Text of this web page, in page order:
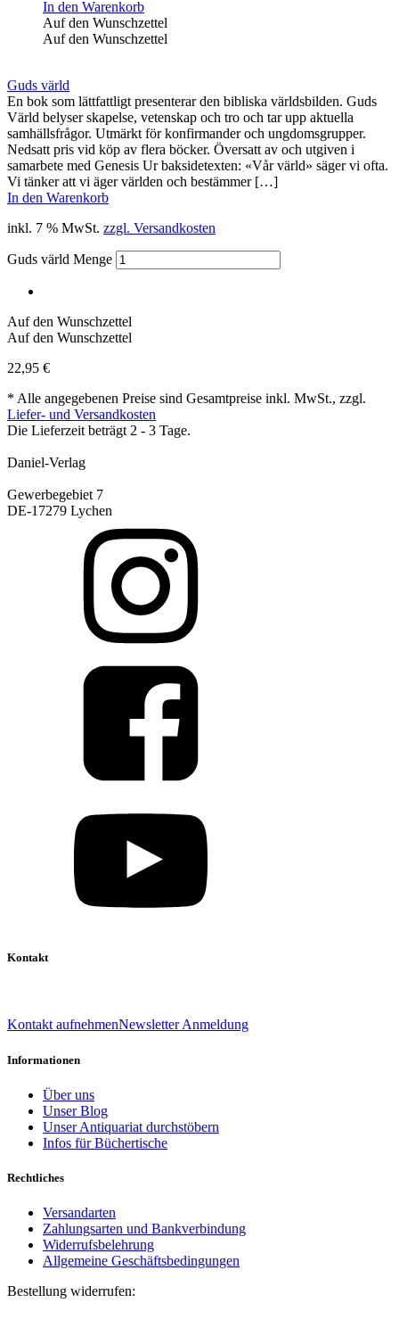
In den Warenkorb
Auf den Wunschzettel
Auf den Wunschzettel
Guds värld
En bok som lättfattligt presenterar den bibliska världsbilden. Guds
Värld belyser skapelse, vetenskap och tro och tar upp aktuella
samhällsfrågor. Utmärkt för konfirmander och ungdomsgrupper.
Nedsatt pris vid köp av flera böcker. Översatt av och utgiven i
samarbete med Genesis Ur baksidetexten: «Vår värld» säger vi ofta.
Vi tänker att vi äger världen och bestämmer […]
In den Warenkorb
inkl. 7 % MwSt. zzgl. Versandkosten
Guds värld Menge
Auf den Wunschzettel
Auf den Wunschzettel
22,95 €
* Alle angegebenen Preise sind Gesamtpreise inkl. MwSt., zzgl.
Liefer- und Versandkosten
Die Lieferzeit beträgt 2 - 3 Tage.
Daniel-Verlag
Gewerbegebiet 7
DE-17279 Lychen
Kontakt
Kontakt aufnehmenNewsletter Anmeldung
Informationen
Über uns
Unser Blog
Unser Antiquariat durchstöbern
Infos für Büchertische
Rechtliches
Versandarten
Zahlungsarten und Bankverbindung
Widerrufsbelehrung
Allgemeine Geschäftsbedingungen
Bestellung widerrufen: